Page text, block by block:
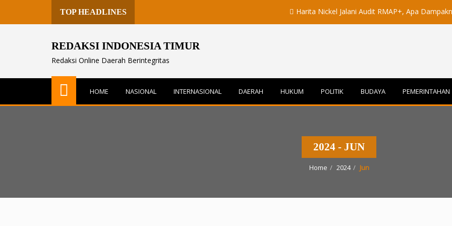
TOP HEADLINES Harita Nickel Jalani Audit RMAP+, Apa Dampaknya
REDAKSI INDONESIA TIMUR
Redaksi Online Daerah Berintegritas
HOME NASIONAL INTERNASIONAL DAERAH HUKUM POLITIK BUDAYA PEMERINTAHAN
2024 - JUN
Home 2024 Jun